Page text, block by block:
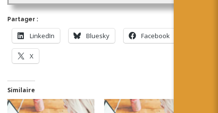
Partager :
LinkedIn Bluesky Facebook
X
Similaire